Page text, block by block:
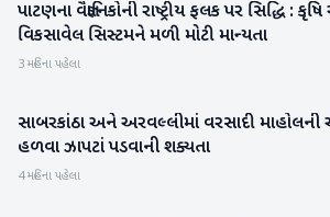
પાટણ
પાટણના વૈજ્ઞાનિકોની રાષ્ટ્રીય ફલક પર સિદ્ધિ :
વિકસાવેલ સિસ્ટમને મળી મોટી માન્યતા
3 મહિના પહેલા
અરવલ્લી
સાબરકાંઠા અને અરવલ્લીમાં વરસાદી
હળવા ઝાપટાં પડવાની શક્યતા
4 મહિના પહેલા